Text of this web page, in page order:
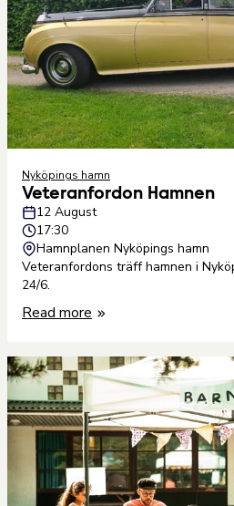
Nyköpings hamn
Veteranfordon Hamnen
12 August
17:30
Hamnplanen Nyköpings hamn
Veteranfordons träff hamnen i
24/6.
Read more